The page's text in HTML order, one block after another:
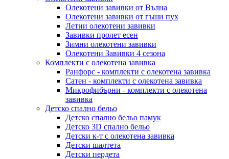
Олекотени завивки от Вълна
Олекотени завивки от гъши пух
Летни олекотени завивки
Завивки пролет есен
Зимни олекотени завивки
Олекотени Завивки 4 сезона
Комплекти с олекотена завивка
Ранфорс - комплекти с олекотена завивка
Сатен - комплекти с олекотена завивка
Микрофибърни - комплекти с олекотена
завивка
Детско спално бельо
Детско спално бельо памук
Детско 3D спално бельо
Детски к-т с олекотена завивка
Детски шалтета
Детски пердета